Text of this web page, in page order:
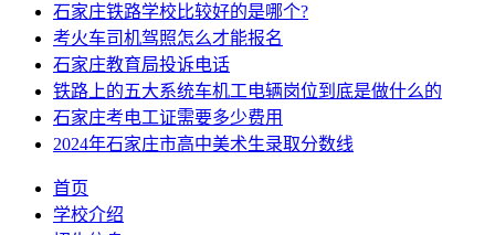
石家庄铁路学校比较好的是哪个?
考火车司机驾照怎么才能报名
石家庄教育局投诉电话
铁路上的五大系统车机工电辆岗位到底是做什么的
石家庄考电工证需要多少费用
2024年石家庄市高中美术生录取分数线
首页
学校介绍